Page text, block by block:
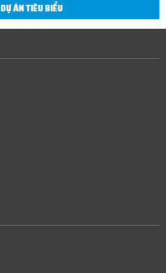
DỰ ÁN TIÊU BIỂU